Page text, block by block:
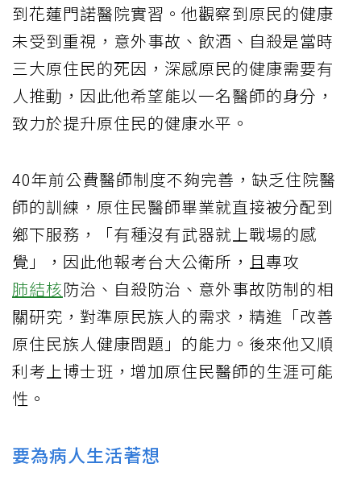
到花蓮門諾醫院實習。他觀察到原民的健康
未受到重視，意外事故、飲酒、自殺是當時
三大原住民的死因，深感原民的健康需要有
人推動，因此他希望能以一名醫師的身分，
致力於提升原住民的健康水平。
40年前公費醫師制度不夠完善，缺乏住院醫
師的訓練，原住民醫師畢業就直接被分配到
鄉下服務，「有種沒有武器就上戰場的感
覺」，因此他報考台大公衛所，且專攻
肺結核防治、自殺防治、意外事故防制的相
關研究，對準原民族人的需求，精進「改善
原住民族人健康問題」的能力。後來他又順
利考上博士班，增加原住民醫師的生涯可能
性。
要為病人生活著想